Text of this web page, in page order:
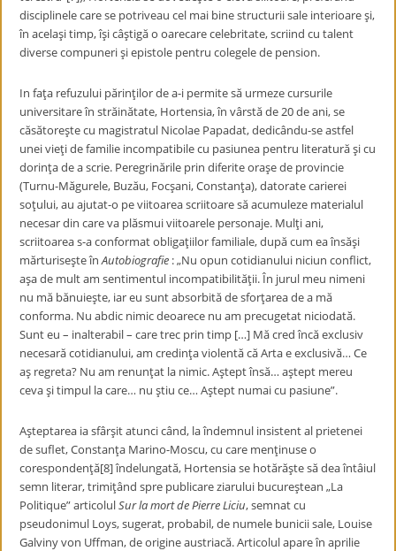
disciplinele care se potriveau cel mai bine structurii sale interioare şi,
în acelaşi timp, îşi câştigă o oarecare celebritate, scriind cu talent
diverse compuneri şi epistole pentru colegele de pension.
In faţa refuzului părinţilor de a-i permite să urmeze cursurile
universitare în străinătate, Hortensia, în vârstă de 20 de ani, se
căsătoreşte cu magistratul Nicolae Papadat, dedicându-se astfel
unei vieţi de familie incompatibile cu pasiunea pentru literatură şi cu
dorinţa de a scrie. Peregrinările prin diferite oraşe de provincie
(Turnu-Măgurele, Buzău, Focşani, Constanţa), datorate carierei
soţului, au ajutat-o pe viitoarea scriitoare să acumuleze materialul
necesar din care va plăsmui viitoarele personaje. Mulţi ani,
scriitoarea s-a conformat obligaţiilor familiale, după cum ea însăşi
mărturiseşte înAutobiografie : „Nu opun cotidianului niciun conflict,
aşa de mult am sentimentul incompatibilităţii. În jurul meu nimeni
nu mă bănuieşte, iar eu sunt absorbită de sforţarea de a mă
conforma. Nu abdic nimic deoarece nu am precugetat niciodată.
Sunt eu – inalterabil – care trec prin timp […] Mă cred încă exclusiv
necesară cotidianului, am credinţa violentă că Arta e exclusivă… Ce
aş regreta? Nu am renunţat la nimic. Aştept însă… aştept mereu
ceva şi timpul la care… nu ştiu ce… Aştept numai cu pasiune”.
Aşteptarea ia sfârşit atunci când, la îndemnul insistent al prietenei
de suflet, Constanţa Marino-Moscu, cu care menţinuse o
corespondenţă[8] îndelungată, Hortensia se hotărăşte să dea întâiul
semn literar, trimiţând spre publicare ziarului bucureştean „La
Politique” articolulSur la mort de Pierre Liciu, semnat cu
pseudonimul Loys, sugerat, probabil, de numele bunicii sale, Louise
Galviny von Uffman, de origine austriacă. Articolul apare în aprilie